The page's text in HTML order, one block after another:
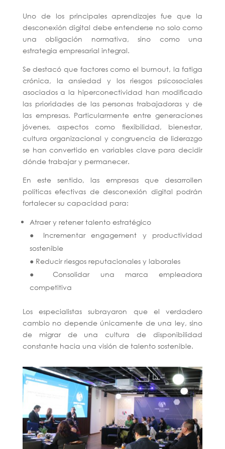
Uno de los principales aprendizajes fue que la
desconexión digital debe entenderse no solo como
una obligación normativa, sino como una
estrategia empresarial integral.
Se destacó que factores como el burnout, la fatiga
crónica, la ansiedad y los riesgos psicosociales
asociados a la hiperconectividad han modificado
las prioridades de las personas trabajadoras y de
las empresas. Particularmente entre generaciones
jóvenes, aspectos como flexibilidad, bienestar,
cultura organizacional y congruencia de liderazgo
se han convertido en variables clave para decidir
dónde trabajar y permanecer.
En este sentido, las empresas que desarrollen
políticas efectivas de desconexión digital podrán
fortalecer su capacidad para:
Atraer y retener talento estratégico
● Incrementar engagement y productividad
sostenible
● Reducir riesgos reputacionales y laborales
● Consolidar una marca empleadora
competitiva
Los especialistas subrayaron que el verdadero
cambio no depende únicamente de una ley, sino
de migrar de una cultura de disponibilidad
constante hacia una visión de talento sostenible.